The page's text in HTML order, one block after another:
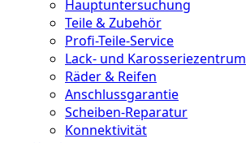
Hauptuntersuchung
Teile & Zubehör
Profi-Teile-Service
Lack- und Karosseriezentrum
Räder & Reifen
Anschlussgarantie
Scheiben-Reparatur
Konnektivität